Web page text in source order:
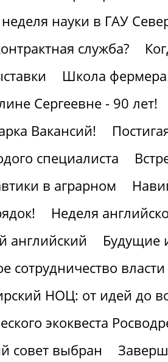
науки в ГАУ
служба?
Школа
Сергеевне - 90 лет!
Вакансий!
специалиста
в аграрном
Неделя
английский
Будущие
сотрудничество
НОЦ: от идей до
экоквеста
совет выбран